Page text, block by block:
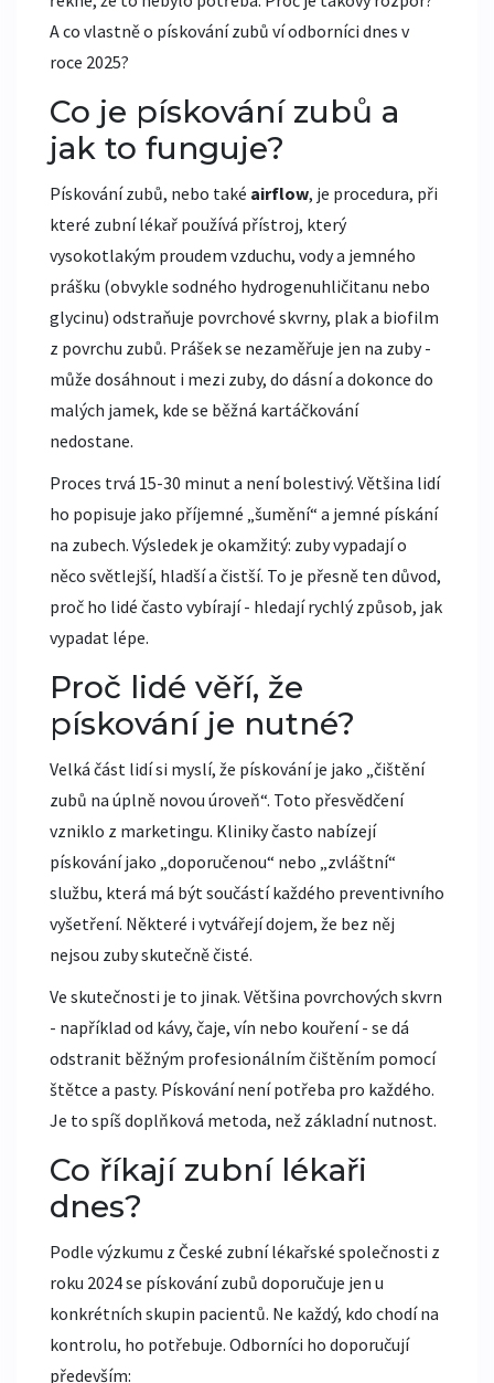
A co vlastně o pískování zubů ví odborníci dnes v
roce 2025?
Co je pískování zubů a
jak to funguje?
Pískování zubů, nebo také airflow, je procedura, při
které zubní lékař používá přístroj, který
vysokotlakým proudem vzduchu, vody a jemného
prášku (obvykle sodného hydrogenuhličitanu nebo
glycinu) odstraňuje povrchové skvrny, plak a biofilm
z povrchu zubů. Prášek se nezaměřuje jen na zuby -
může dosáhnout i mezi zuby, do dásní a dokonce do
malých jamek, kde se běžná kartáčkování
nedostane.
Proces trvá 15-30 minut a není bolestivý. Většina lidí
ho popisuje jako příjemné „šumění“ a jemné pískání
na zubech. Výsledek je okamžitý: zuby vypadají o
něco světlejší, hladší a čistší. To je přesně ten důvod,
proč ho lidé často vybírají - hledají rychlý způsob, jak
vypadat lépe.
Proč lidé věří, že
pískování je nutné?
Velká část lidí si myslí, že pískování je jako „čištění
zubů na úplně novou úroveň“. Toto přesvědčení
vzniklo z marketingu. Kliniky často nabízejí
pískování jako „doporučenou“ nebo „zvláštní“
službu, která má být součástí každého preventivního
vyšetření. Některé i vytvářejí dojem, že bez něj
nejsou zuby skutečně čisté.
Ve skutečnosti je to jinak. Většina povrchových skvrn
- například od kávy, čaje, vín nebo kouření - se dá
odstranit běžným profesionálním čištěním pomocí
štětce a pasty. Pískování není potřeba pro každého.
Je to spíš doplňková metoda, než základní nutnost.
Co říkají zubní lékaři
dnes?
Podle výzkumu z České zubní lékařské společnosti z
roku 2024 se pískování zubů doporučuje jen u
konkrétních skupin pacientů. Ne každý, kdo chodí na
kontrolu, ho potřebuje. Odborníci ho doporučují
především: